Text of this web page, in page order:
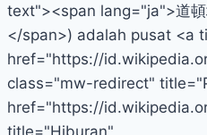
text"><span lang="ja">道
</span>) adalah pusat <a
href="https://
class="mw-redirect"
href="https://
title="Hiburan"